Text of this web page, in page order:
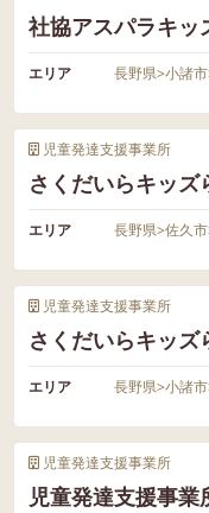
社協アスパラキッ
エリア 長野県>小諸市
児童発達支援事業所
さくだいらキッズ
エリア 長野県>佐久市
児童発達支援事業所
さくだいらキッズ
エリア 長野県>小諸市
児童発達支援事業所
児童発達支援事